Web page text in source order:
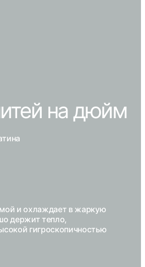
на дюйм
и охлаждает в жаркую
держит тепло,
гигроскопичностью